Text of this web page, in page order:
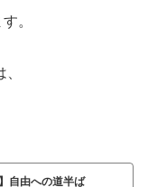
。
自由への道半ば